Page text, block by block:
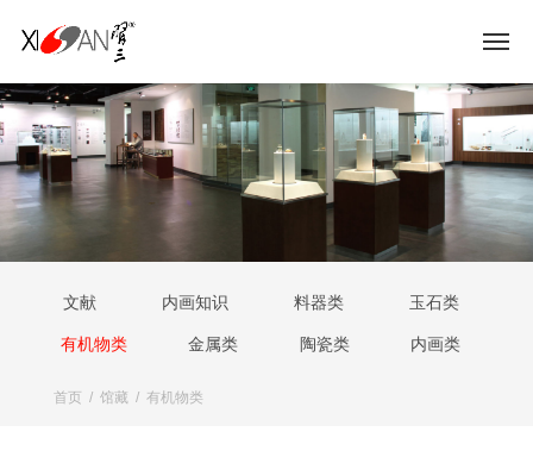
文献 内画知识 料器类 玉石类
有机物类 金属类 陶瓷类 内画类
首页 / 馆藏 / 有机物类